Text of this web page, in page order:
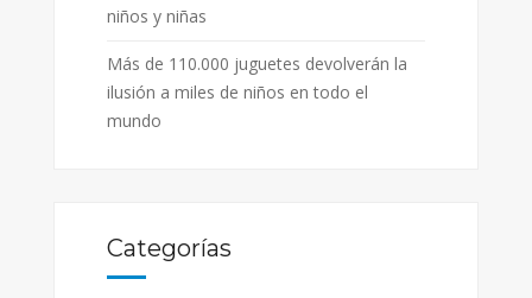
niños y niñas
Más de 110.000 juguetes devolverán la
ilusión a miles de niños en todo el
mundo
Categorías